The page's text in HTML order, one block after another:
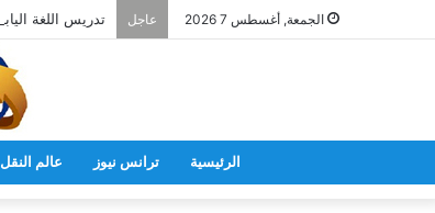
الجمعة, أغسطس 7 2026 عاجل تدريس اللغة
الرئيسية ترانس نيوز عالم النقل